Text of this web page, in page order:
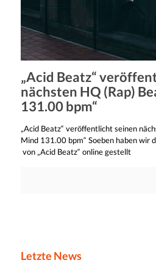
„Acid Beatz“
nächsten HQ (Rap)
131.00 bpm“
„Acid Beatz“ veröffentlicht seinen
Mind 131.00 bpm“ Soeben haben wir
von „Acid Beatz“ online gestellt
Letzte News